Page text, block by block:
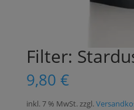
Filter:
9,80 €
inkl. 7 % MwSt.zzgl.